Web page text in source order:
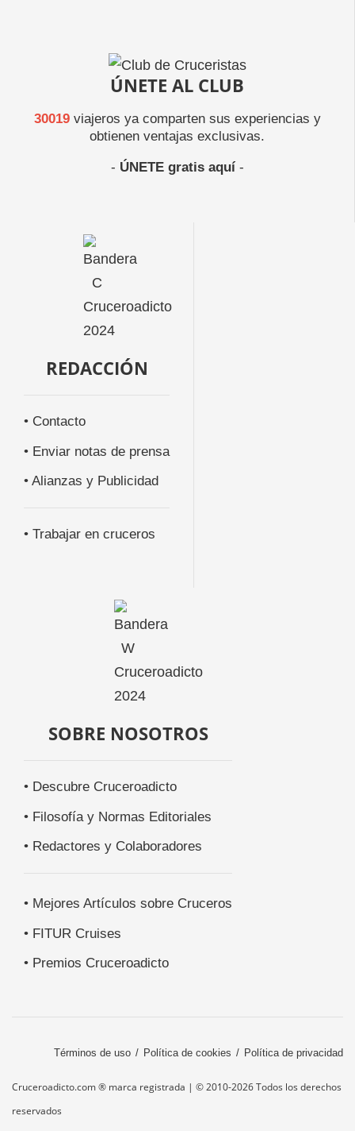
ÚNETE AL CLUB
30019viajeros ya comparten sus experiencias y
obtienen ventajas exclusivas.
- ÚNETE gratis aquí-
REDACCIÓN
• Contacto
• Enviar notas de prensa
• Alianzas y Publicidad
• Trabajar en cruceros
SOBRE NOSOTROS
• Descubre Cruceroadicto
• Filosofía y Normas Editoriales
• Redactores y Colaboradores
• Mejores Artículos sobre Cruceros
• FITUR Cruises
• Premios Cruceroadicto
Términos de uso Política de cookies Política de privacidad
Cruceroadicto.com ® marca registrada | © 2010-2026 Todos los derechos
reservados